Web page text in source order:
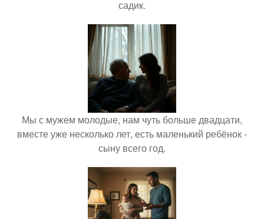
садик.
Мы с мужем молодые, нам чуть больше двадцати,
вместе уже несколько лет, есть маленький ребёнок -
сыну всего год.